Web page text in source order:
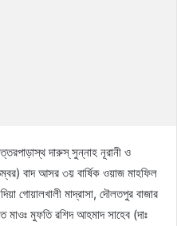
দারুস্ সুন্নাহ নূরানী ও
বাদ আসর ৩য় বার্ষিক ওয়াজ মাহফিল
গোয়ালখালী মাদ্রাসা, দৌলতপুর বাজার
মুফতি রশিদ আহমাদ সাহেব (দাঃ